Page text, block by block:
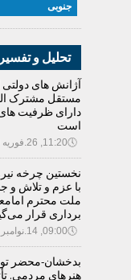
جنوبی
تحلیل و تفسیر
آژانش های
مستقل مشترک
دارای ظرفیت
است
🕔11:20, 26.فوریه 2019
نخستین چرخه
با عزم و تلاش و
ملت محترم
برداری قرار
🕔09:00, 14.نوامبر 2018
بدخشان-محضر
هنرهای مردمی.